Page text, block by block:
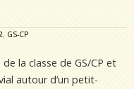
, GS-CP
la classe de GS/CP et
autour d’un petit-